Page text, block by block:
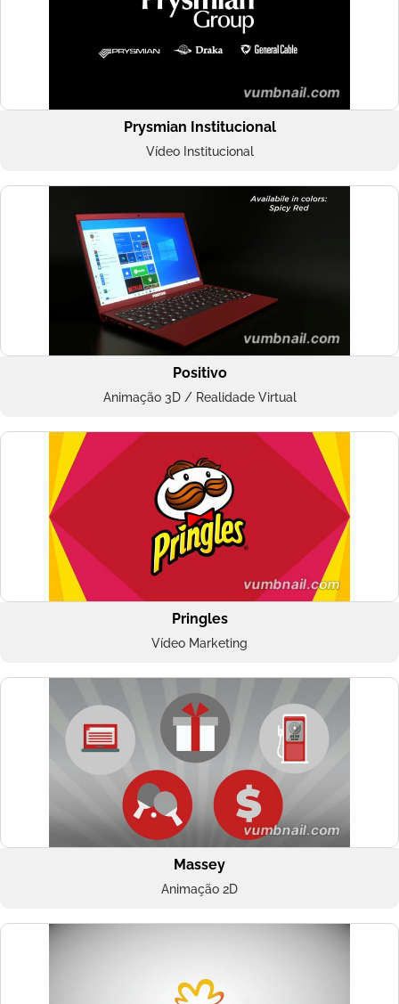
Prysmian Institucional
Vídeo Institucional
Positivo
Animação 3D / Realidade Virtual
Pringles
Vídeo Marketing
Massey
Animação 2D